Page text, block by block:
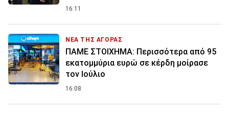
16:11
ΝΕΑ ΤΗΣ ΑΓΟΡΑΣ
ΠΑΜΕ ΣΤΟΙΧΗΜΑ: Περισσότερα από 95
εκατομμύρια ευρώ σε κέρδη μοίρασε
τον Ιούλιο
16:08